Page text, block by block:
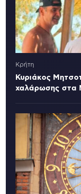
Κρήτη
Κυριάκος
χαλάρωσης στα